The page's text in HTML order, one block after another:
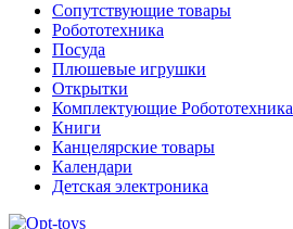
Сопутствующие товары
Робототехника
Посуда
Плюшевые игрушки
Открытки
Комплектующие Робототехника
Книги
Канцелярские товары
Календари
Детская электроника